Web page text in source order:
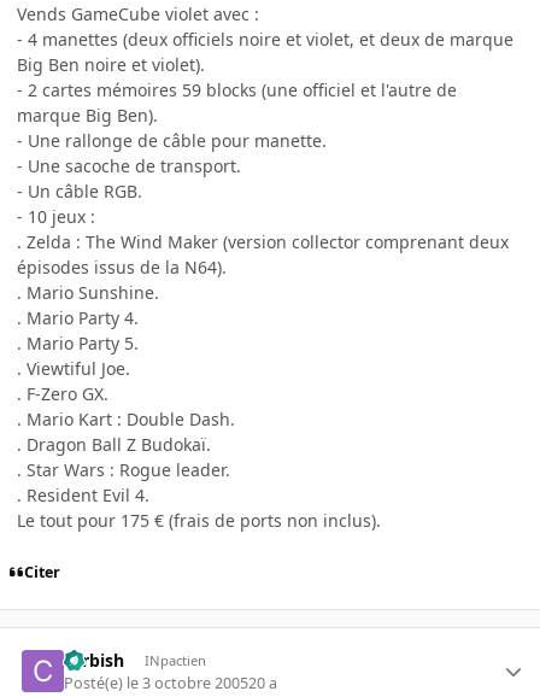
Vends GameCube violet avec :
- 4 manettes (deux officiels noire et violet, et deux de marque
Big Ben noire et violet).
- 2 cartes mémoires 59 blocks (une officiel et l'autre de
marque Big Ben).
- Une rallonge de câble pour manette.
- Une sacoche de transport.
- Un câble RGB.
- 10 jeux :
. Zelda : The Wind Maker (version collector comprenant deux
épisodes issus de la N64).
. Mario Sunshine.
. Mario Party 4.
. Mario Party 5.
. Viewtiful Joe.
. F-Zero GX.
. Mario Kart : Double Dash.
. Dragon Ball Z Budokaï.
. Star Wars : Rogue leader.
. Resident Evil 4.
Le tout pour 175 € (frais de ports non inclus).
Citer
carbish INpactien
Posté(e) le 3 octobre 200520 a